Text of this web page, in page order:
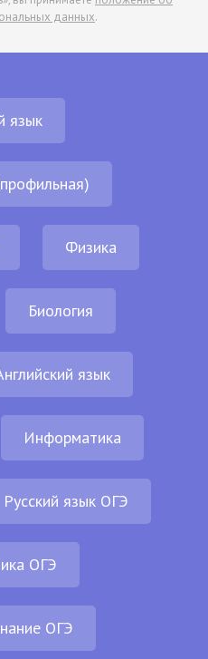
данных.
язык
Физика
Биология
язык
Информатика
Русский язык ОГЭ
ОГЭ
ОГЭ